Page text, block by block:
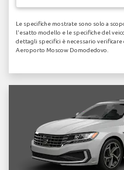
Le specifiche mostrate sono solo a
l'esatto modello e le specifiche del
dettagli specifici è necessario
Aeroporto Moscow Domodedovo.